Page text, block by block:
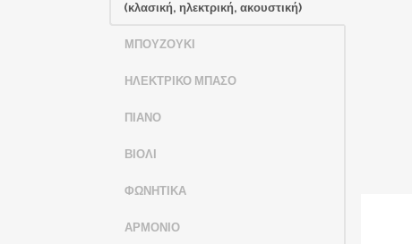
(κλασική, ηλεκτρική, ακουστική)
ΜΠΟΥΖΟΥΚΙ
ΗΛΕΚΤΡΙΚΟ ΜΠΑΣΟ
ΠΙΑΝΟ
ΒΙΟΛΙ
ΦΩΝΗΤΙΚΑ
ΑΡΜΟΝΙΟ